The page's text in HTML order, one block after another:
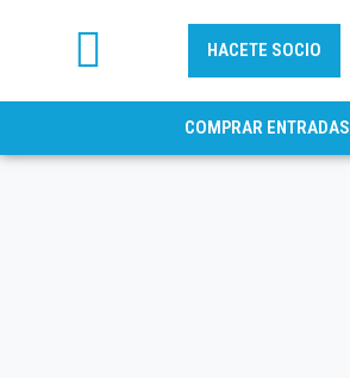
HACETE SOCIO
COMPRAR ENTRADAS